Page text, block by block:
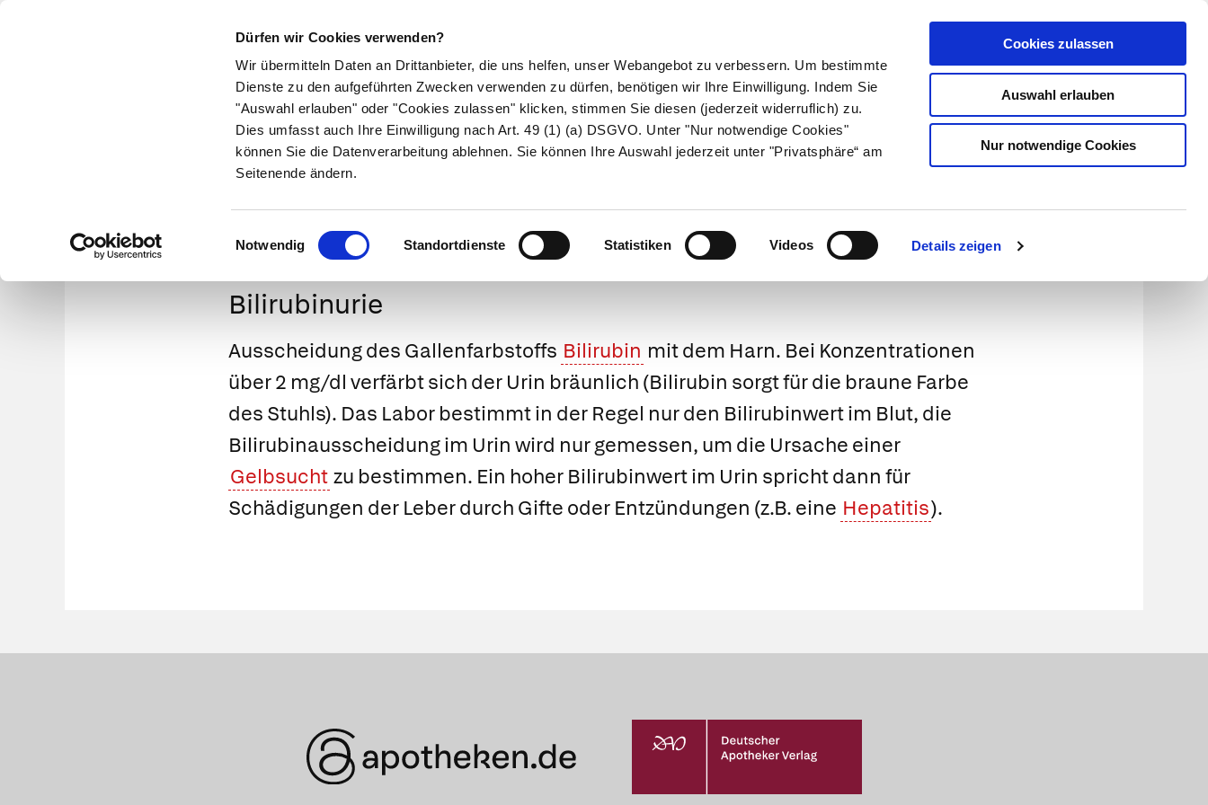
Dürfen wir Cookies verwenden?
Wir übermitteln Daten an Drittanbieter, die uns helfen, unser Webangebot zu verbessern. Um bestimmte
Dienste zu den aufgeführten Zwecken verwenden zu dürfen, benötigen wir Ihre Einwilligung. Indem Sie
"Auswahl erlauben" oder "Cookies zulassen" klicken, stimmen Sie diesen (jederzeit widerruflich) zu.
Dies umfasst auch Ihre Einwilligung nach Art. 49 (1) (a) DSGVO. Unter "Nur notwendige Cookies"
können Sie die Datenverarbeitung ablehnen. Sie können Ihre Auswahl jederzeit unter "Privatsphäre“ am
Seitenende ändern.
Einwilligungsauswahl
Notwendig Standortdienste Statistiken Videos Details zeigen
Cookies zulassen
Auswahl erlauben
Nur notwendige Cookies
Kundenlogin
Suche
Symptome Therapie Medikamente Naturheilkunde Eltern & Kind Gesund leben Über uns
Medizinlexikon
Bilirubinurie
Ausscheidung des Gallenfarbstoffs Bilirubin mit dem Harn. Bei Konzentrationen
über 2 mg/dl verfärbt sich der Urin bräunlich (Bilirubin sorgt für die braune Farbe
des Stuhls). Das Labor bestimmt in der Regel nur den Bilirubinwert im Blut, die
Bilirubinausscheidung im Urin wird nur gemessen, um die Ursache einer
Gelbsucht zu bestimmen. Ein hoher Bilirubinwert im Urin spricht dann für
Schädigungen der Leber durch Gifte oder Entzündungen (z.B. eine Hepatitis).